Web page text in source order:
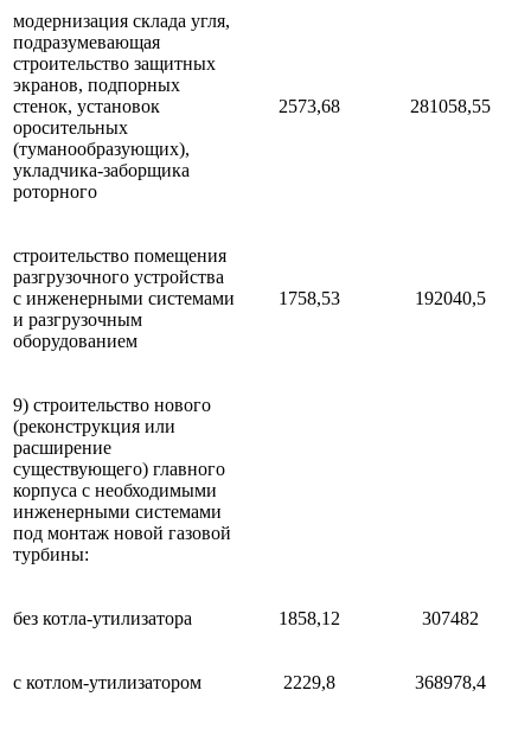
модернизация склада угля,
подразумевающая
строительство защитных
экранов, подпорных
стенок, установок
оросительных
(туманообразующих),
укладчика-заборщика
роторного
2573,68 281058,55
строительство помещения
разгрузочного устройства
с инженерными системами
и разгрузочным
оборудованием
1758,53 192040,5
9) строительство нового
(реконструкция или
расширение
существующего) главного
корпуса с необходимыми
инженерными системами
под монтаж новой газовой
турбины:
без котла-утилизатора 1858,12 307482
с котлом-утилизатором 2229,8 368978,4